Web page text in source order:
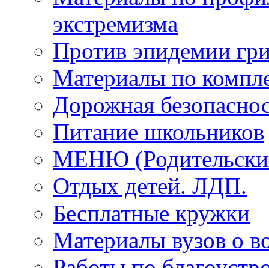
экстремизма
Против эпидемии
Материалы по
Дорожная
Питание школьников
МЕНЮ
Отдых детей. ЛДП.
Бесплатные кружки
Материалы вузов о